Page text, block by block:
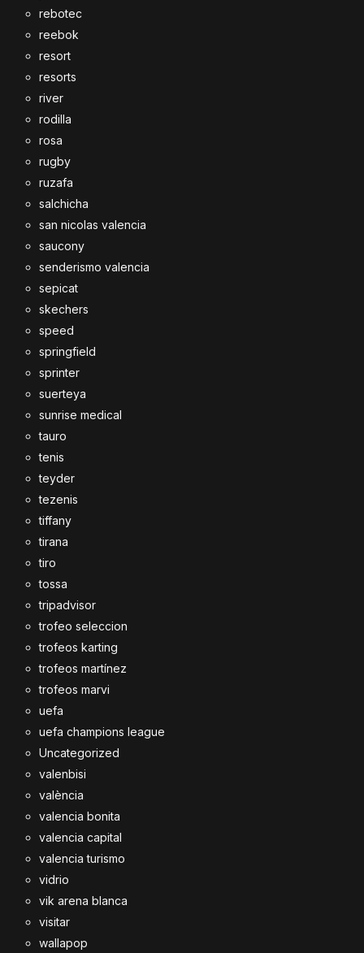
rebotec
reebok
resort
resorts
river
rodilla
rosa
rugby
ruzafa
salchicha
san nicolas valencia
saucony
senderismo valencia
sepicat
skechers
speed
springfield
sprinter
suerteya
sunrise medical
tauro
tenis
teyder
tezenis
tiffany
tirana
tiro
tossa
tripadvisor
trofeo seleccion
trofeos karting
trofeos martínez
trofeos marvi
uefa
uefa champions league
Uncategorized
valenbisi
valència
valencia bonita
valencia capital
valencia turismo
vidrio
vik arena blanca
visitar
wallapop